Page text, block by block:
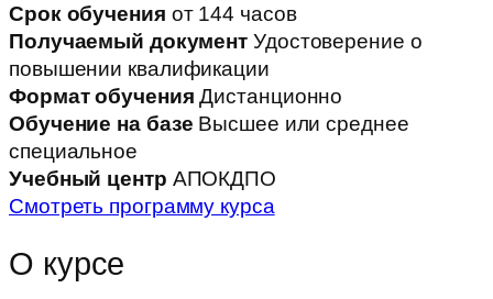
Срок обучения от 144 часов
Получаемый документ Удостоверение о
повышении квалификации
Формат обучения Дистанционно
Обучение на базе Высшее или среднее
специальное
Учебный центр АПОКДПО
Смотреть программу курса
О курсе